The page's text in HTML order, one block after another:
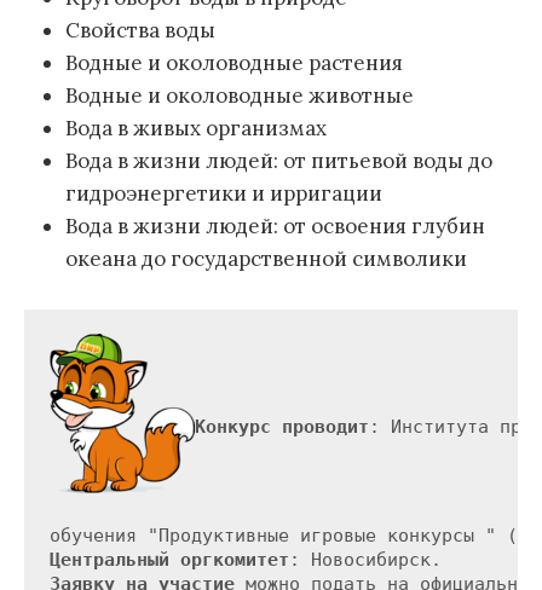
Свойства воды
Водные и околоводные растения
Водные и околоводные животные
Вода в живых организмах
Вода в жизни людей: от питьевой воды до
гидроэнергетики и ирригации
Вода в жизни людей: от освоения глубин
океана до государственной символики
Конкурс проводит : Института
Центральный оргкомитет
Заявку на участие можно подать на